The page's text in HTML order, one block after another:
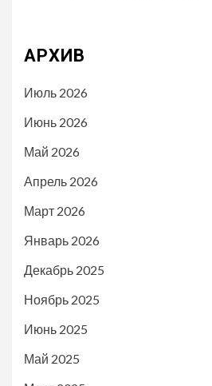
АРХИВ
Июль 2026
Июнь 2026
Май 2026
Апрель 2026
Март 2026
Январь 2026
Декабрь 2025
Ноябрь 2025
Июнь 2025
Май 2025